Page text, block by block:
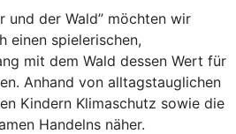
und der Wald” möchten wir
einen spielerischen,
mit dem Wald dessen Wert für
Anhand von alltagstauglichen
Kindern Klimaschutz sowie die
Handelns näher.